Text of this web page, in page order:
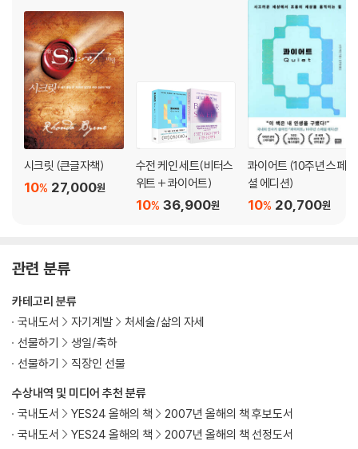
시크릿 (큰글자책)
27,000원
10%
수전 케인 세트(비터스
위트 + 콰이어트)
36,900원
10%
콰이어트 (10주년 스페
셜 에디션)
20,700원
10%
관련 분류
수상내역 및 미디어 추천 분류
국내도서
YES24 올해의 책
2007년 올해의 책 후보도서
국내도서
YES24 올해의 책 2007년 올해의 책 선정도서
카테고리 분류
국내도서
자기계발
처세술/삶의 자세
선물하기
생일/축하
선물하기
직장인 선물